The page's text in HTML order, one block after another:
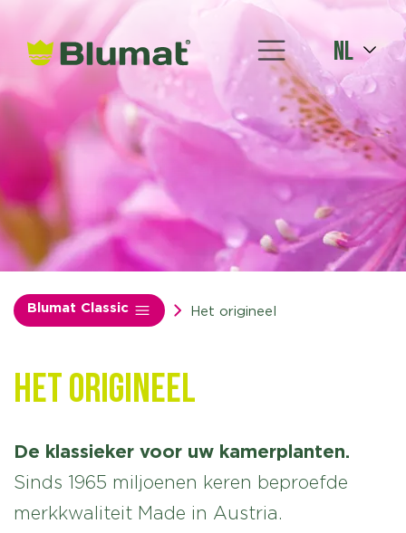
nl
Blumat Classic Het origineel
Het origineel
De klassieker voor uw kamerplanten.
Sinds 1965 miljoenen keren beproefde
merkkwaliteit Made in Austria.